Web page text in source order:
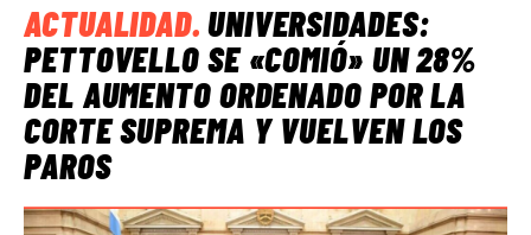
ACTUALIDAD.UNIVERSIDADES:
PETTOVELLO SE «COMIÓ» UN 28%
DEL AUMENTO ORDENADO POR LA
CORTE SUPREMA Y VUELVEN LOS
PAROS